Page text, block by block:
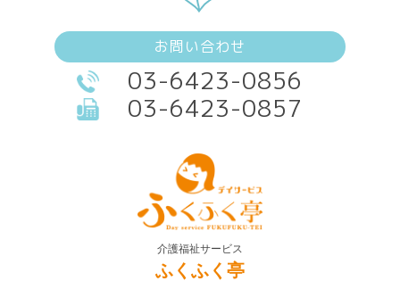
お問い合わせ
03-6423-0856
03-6423-0857
介護福祉サービス
ふくふく亭